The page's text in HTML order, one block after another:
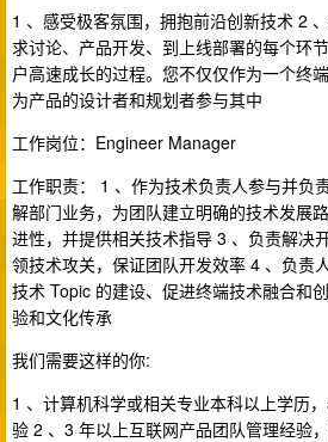
1 、感受极客氛围，拥抱前沿创新技术 2
求讨论、产品开发、到上线部署的每个环
户高速成长的过程。您不仅仅作为一个终
为产品的设计者和规划者参与其中
工作岗位：Engineer Manager
工作职责： 1 、作为技术负责人参与并负
解部门业务，为团队建立明确的技术发展
进性，并提供相关技术指导 3 、负责解决
领技术攻关，保证团队开发效率 4 、负责
技术 Topic 的建设、促进终端技术融合和
验和文化传承
我们需要这样的你:
1 、计算机科学或相关专业本科以上学历
验 2 、3 年以上互联网产品团队管理经验